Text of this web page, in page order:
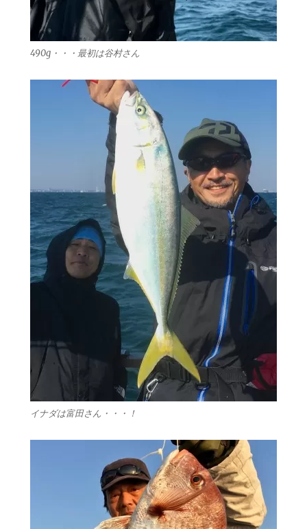
490g・・・最初は谷村さん
イナダは富田さん・・・！